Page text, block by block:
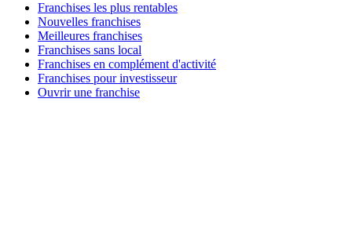
Franchises les plus rentables
Nouvelles franchises
Meilleures franchises
Franchises sans local
Franchises en complément d'activité
Franchises pour investisseur
Ouvrir une franchise